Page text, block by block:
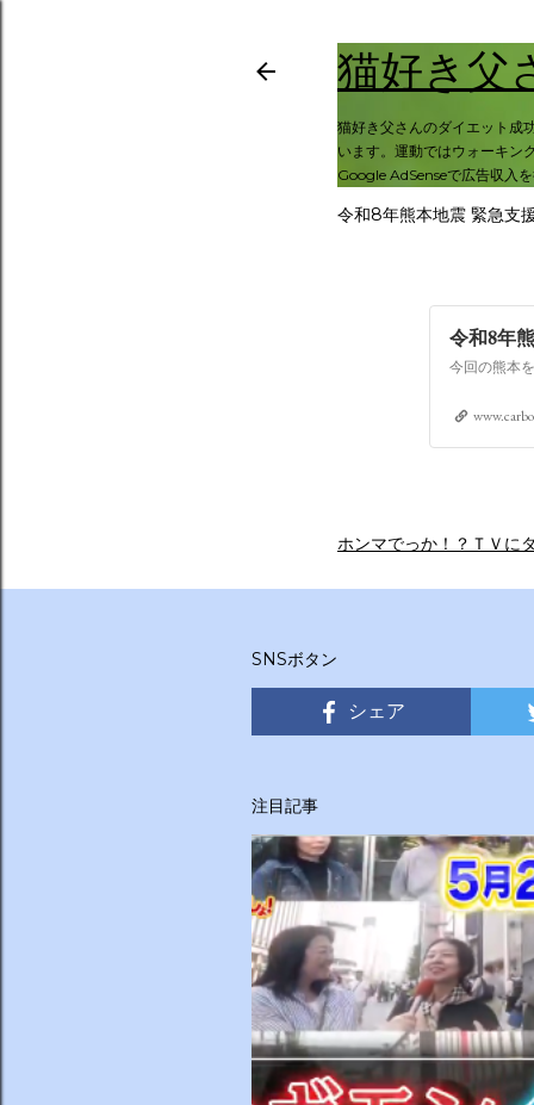
猫好き父
猫好き父さんのダイエット成
います。運動ではウォーキン
Google AdSenseで広告収入
令和8年熊本地震 緊急支
令和8年
ホンマでっか！？ＴＶに
SNSボタン
シェア
注目記事